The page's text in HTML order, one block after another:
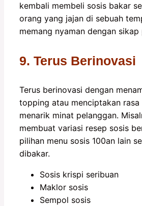
kembali membeli sosis bakar
orang yang jajan di sebuah
memang nyaman dengan sikap
9. Terus Berinovasi
Terus berinovasi dengan
topping atau menciptakan rasa
menarik minat pelanggan.
membuat variasi resep sosis
pilihan menu sosis 100an lain
dibakar.
Sosis krispi seribuan
Maklor sosis
Sempol sosis